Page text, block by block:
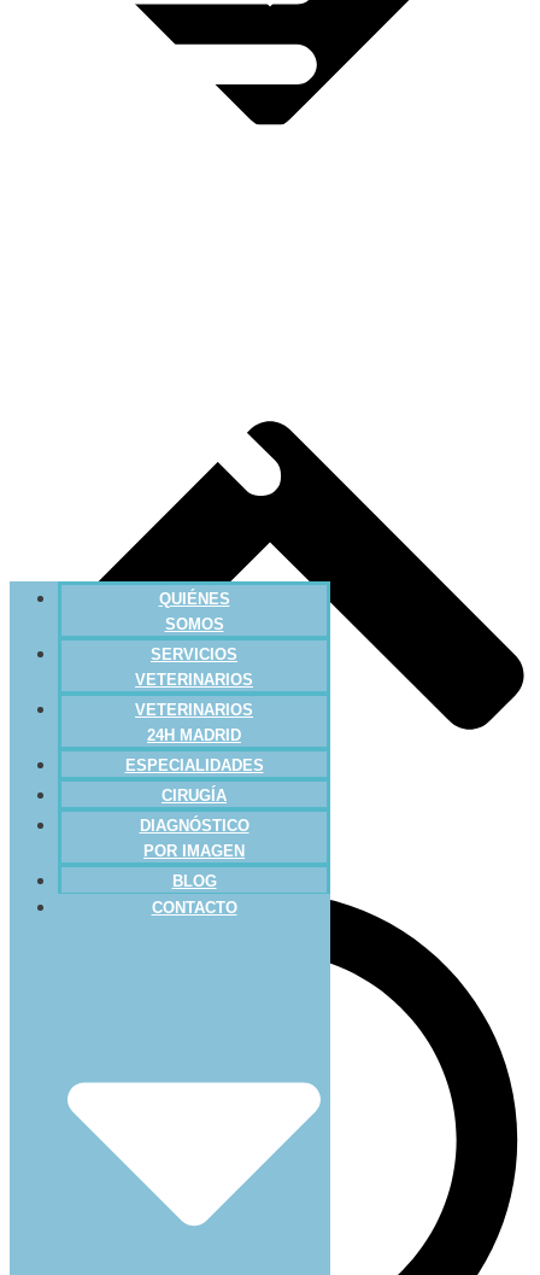
QUIÉNES
SOMOS
SERVICIOS
VETERINARIOS
VETERINARIOS
24H MADRID
ESPECIALIDADES
CIRUGÍA
DIAGNÓSTICO
POR IMAGEN
BLOG
CONTACTO